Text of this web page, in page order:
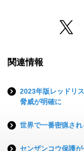
関連情報
2023年版レッドリ
脅威が明確に
世界で一番密猟さ
センザンコウ保護